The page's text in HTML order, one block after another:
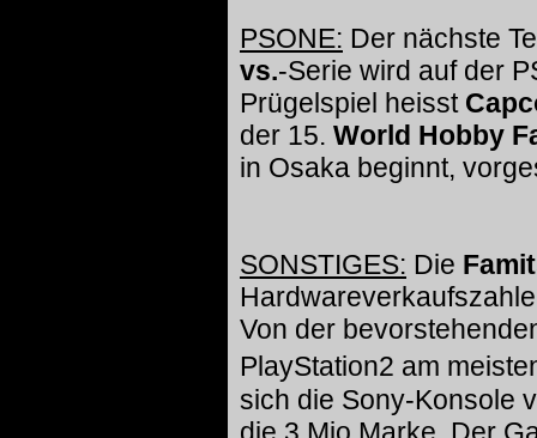
PSONE: Der nächste
vs.-Serie wird auf der
Prügelspiel heisst
der 15. World Hobby
in Osaka beginnt,
SONSTIGES: Die
Von der
PlayStation2 am
sich die Sony-Konsole